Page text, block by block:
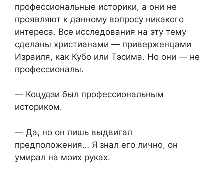
профессиональные историки, а они не
проявляют к данному вопросу никакого
интереса. Все исследования на эту тему
сделаны христианами — приверженцами
Израиля, как Кубо или Тэсима. Но они — не
профессионалы.
— Коцудзи был профессиональным
историком.
— Да, но он лишь выдвигал
предположения… Я знал его лично, он
умирал на моих руках.